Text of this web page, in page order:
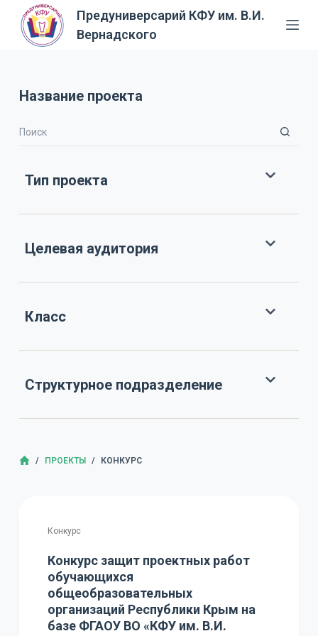
П
й
и
и
Предуниверсарий КФУ им. В.И.
Вернадского
ГЛАВНАЯ
/ ПРОЕКТЫ / КОНКУРС
Конкурс
Конкурс защит проектных работ
обучающихся
общеобразовательных
организаций Республики Крым на
базе ФГАОУ ВО «КФУ им. В.И.
Название проекта
Тип проекта
Целевая аудитория
Класс
Структурное подразделение